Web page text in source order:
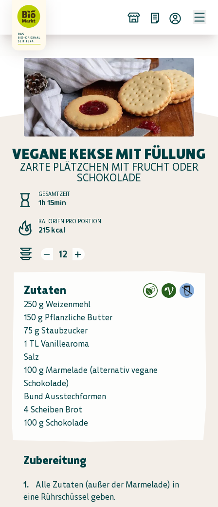
VEGANE KEKSE MIT FÜLLUNG
ZARTE PLÄTZCHEN MIT FRUCHT ODER
SCHOKOLADE
GESAMTZEIT
1h 15min
KALORIEN PRO PORTION
215 kcal
12
Zutaten
250 g Weizenmehl
150 g Pflanzliche Butter
75 g Staubzucker
1 TL Vanillearoma
Salz
100 g Marmelade (alternativ vegane
Schokolade)
Bund Ausstechformen
4 Scheiben Brot
100 g Schokolade
Zubereitung
Alle Zutaten (außer der Marmelade) in
eine Rührschüssel geben.